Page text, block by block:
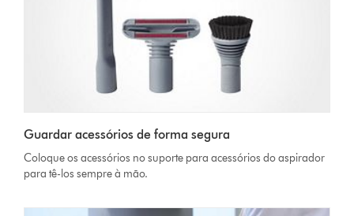
Guardar acessórios de forma segura
Coloque os acessórios no suporte para acessórios do aspirador
para tê-los sempre à mão.